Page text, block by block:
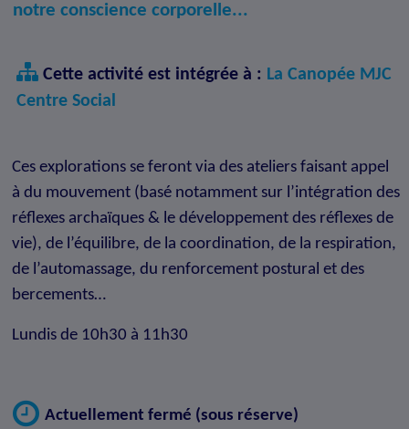
notre conscience corporelle...
Cette activité est intégrée à : La Canopée MJC
Centre Social
Ces explorations se feront via des ateliers faisant appel
à du mouvement (basé notamment sur l’intégration des
réflexes archaïques & le développement des réflexes de
vie), de l’équilibre, de la coordination, de la respiration,
de l’automassage, du renforcement postural et des
bercements…
Lundis de 10h30 à 11h30
Actuellement fermé (sous réserve)